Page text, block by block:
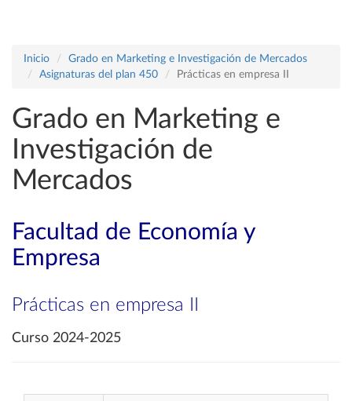
Inicio
Grado en Marketing e Investigación de Mercados
Asignaturas del plan 450
Prácticas en empresa II
Grado en Marketing e
Investigación de
Mercados
Facultad de Economía y
Empresa
Prácticas en empresa II
Curso 2024-2025